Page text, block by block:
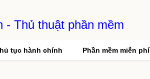
- Thủ thuật phần mềm
tục hành chính Phần mềm miễn phí